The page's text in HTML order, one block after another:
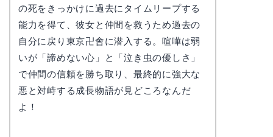
の死をきっかけに過去にタイムリープする
能力を得て、彼女と仲間を救うため過去の
自分に戻り東京卍會に潜入する。喧嘩は弱
いが「諦めない心」と「泣き虫の優しさ」
で仲間の信頼を勝ち取り、最終的に強大な
悪と対峙する成長物語が見どころなんだ
よ！